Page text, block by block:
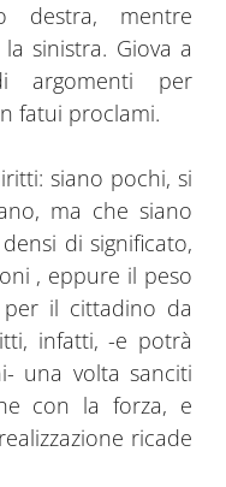
destra, mentre
sinistra. Giova a
argomenti per
fatui proclami.
siano pochi, si
ma che siano
di significato,
, eppure il peso
il cittadino da
infatti, -e potrà
una volta sanciti
con la forza, e
ricade